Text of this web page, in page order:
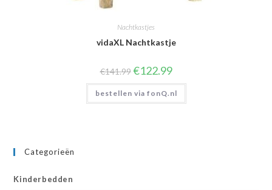
Nachtkastjes
vidaXL Nachtkastje
€141.99 Oorspronkelijke
prijs
was:
€141.99.
€122.99Huidige
is:
€122.99.
bestellen via fonQ.nl
Categorieën
Kinderbedden